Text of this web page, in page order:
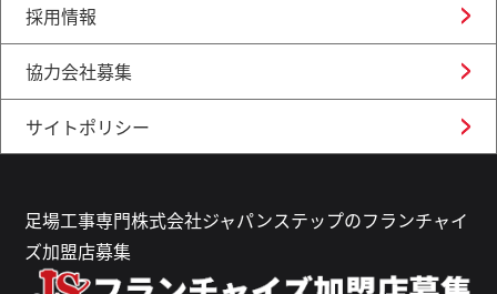
採用情報
協力会社募集
サイトポリシー
足場工事専門株式会社ジャパンステップのフランチャイ
ズ加盟店募集